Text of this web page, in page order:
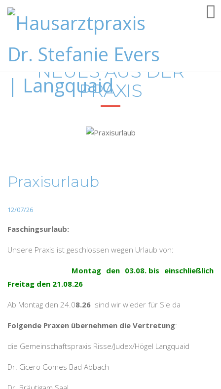
NEUES AUS DER
PRAXIS
Praxisurlaub
12/07/26
Faschingsurlaub:
Unsere Praxis ist geschlossen wegen Urlaub von:
Montag den 03.08. bis einschließlich
Freitag den 21.08.26
Ab Montag den 24.08.26 sind wir wieder für Sie da
Folgende Praxen übernehmen die Vertretung:
die Gemeinschaftspraxis Risse/Judex/Högel Langquaid
Dr. Cicero Gomes Bad Abbach